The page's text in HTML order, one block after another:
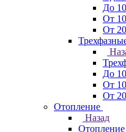
До
От
От
До
От
От
Отопление
Назад
Отопление